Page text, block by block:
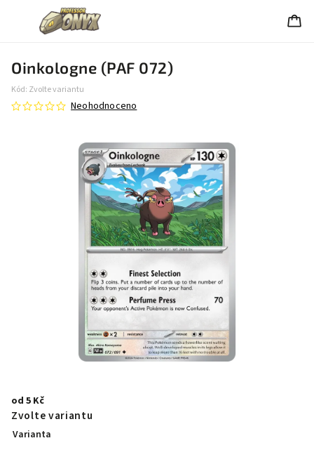
Oinkologne (PAF 072)
Kód: Zvolte variantu
Neohodnoceno
od 5 Kč
Zvolte variantu
Varianta